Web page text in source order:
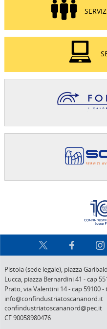
Pistoia (sede legale), piazza
Lucca, piazza Bernardini 41 -cap
Prato,via Valentini 14-cap 59100-
info@confindustriatoscananord.it
confindustriatoscananord@pec.it
CF 90058980476